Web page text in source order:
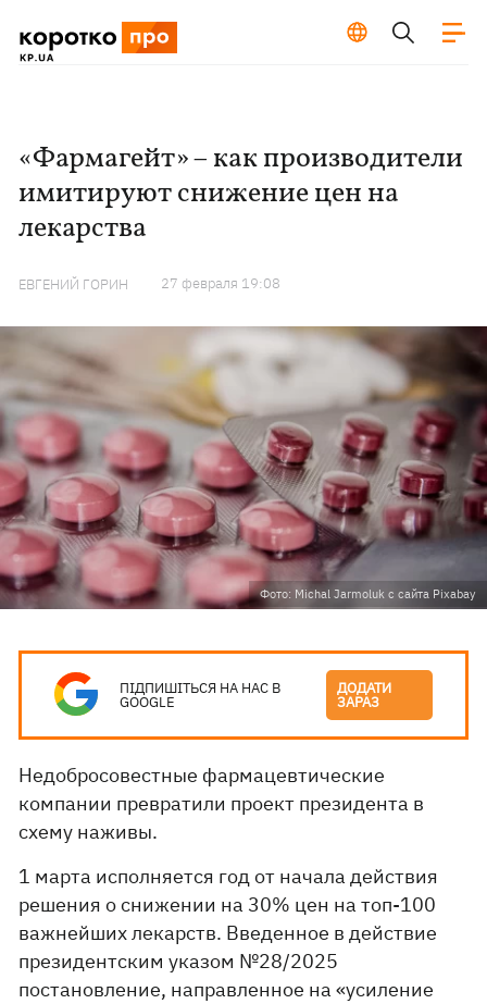
«Фармагейт» – как производители
имитируют снижение цен на
лекарства
ЕВГЕНИЙ ГОРИН 27 февраля 19:08
Фото: Michal Jarmoluk с сайта Pixabay
ПІДПИШІТЬСЯ НА НАС В
GOOGLE
ДОДАТИ
ЗАРАЗ
Недобросовестные фармацевтические
компании превратили проект президента в
схему наживы.
1 марта исполняется год от начала действия
решения о снижении на 30% цен на топ-100
важнейших лекарств. Введенное в действие
президентским указом №28/2025
постановление, направленное на «усиление